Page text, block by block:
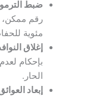
ضبط
مئوية
إغلاق
بإحكام
الحار.
إبعاد